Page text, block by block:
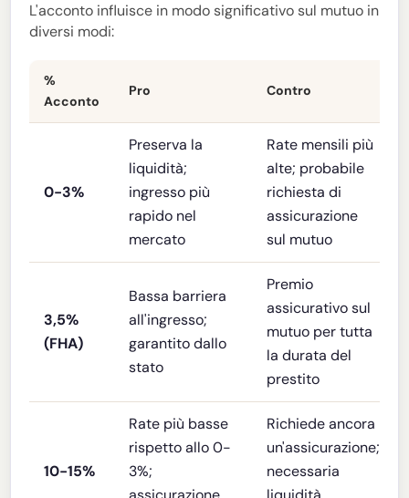
L'acconto influisce in modo significativo sul mutuo in
diversi modi:
%
Acconto
Pro Contro
0-3%
Preserva la
liquidità;
ingresso più
rapido nel
mercato
Rate mensili più
alte; probabile
richiesta di
assicurazione
sul mutuo
3,5%
(FHA)
Bassa barriera
all'ingresso;
garantito dallo
stato
Premio
assicurativo sul
mutuo per tutta
la durata del
prestito
10-15%
Rate più basse
rispetto allo 0-
3%;
Richiede ancora
un'assicurazione;
necessaria